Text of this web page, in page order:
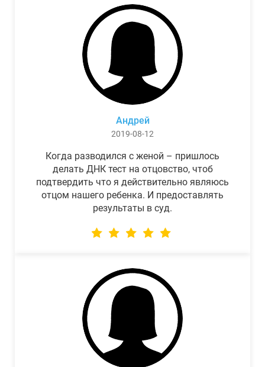
Андрей
2019-08-12
Когда разводился с женой – пришлось
делать ДНК тест на отцовство, чтоб
подтвердить что я действительно являюсь
отцом нашего ребенка. И предоставлять
результаты в суд.